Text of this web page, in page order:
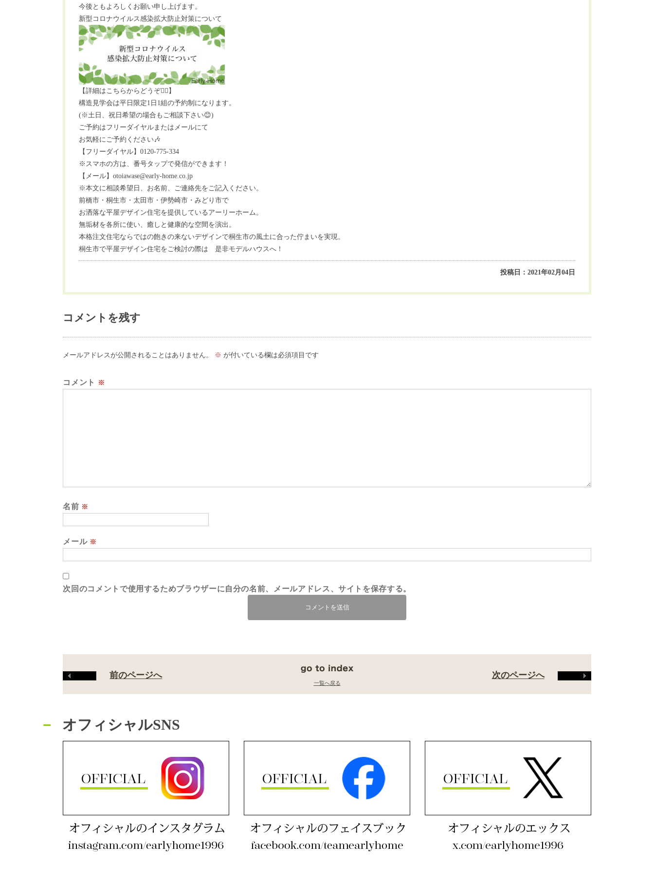
今後ともよろしくお願い申し上げます。
新型コロナウイルス感染拡大防止対策について
【詳細はこちらからどうぞ💁‍♀️ 】
構造見学会は平日限定1 日 1組の予約制になります。
(※ 土日、祝日希望の場合もご相談下さい😊)
ご予約はフリーダイヤルまたはメールにて
お気軽にご予約ください🎶
【フリーダイヤル】0120-775-334
※ スマホの方は、番号タップで発信ができます！
【メール】otoiawase@early-home.co.jp
※本文に相談希望日、お名前、ご連絡先をご記入ください。
前橋市・桐生市・太田市・伊勢崎市・みどり市で
お洒落な平屋デザイン住宅を提供しているアーリーホーム。
無垢材を各所に使い、癒しと健康的な空間を演出。
本格注文住宅ならではの飽きの来ないデザインで桐生市の風土に合った佇まいを実現。
桐生市で平屋デザイン住宅をご検討の際は 是非モデルハウスへ！
投稿日：2021年02月04日
コメントを残す
メールアドレスが公開されることはありません。 ※ が付いている欄は必須項目です
コメント ※
名前 ※
メール ※
次回のコメントで使用するためブラウザーに自分の名前、メールアドレス、サイトを保存する。
次のページへ
一覧へ戻る
前のページへ
オフィシャルSNS